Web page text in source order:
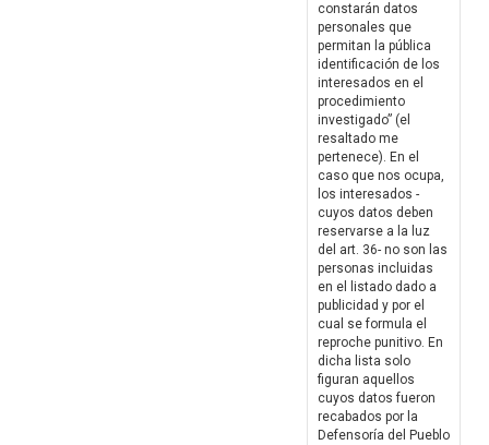
constarán datos
personales que
permitan la pública
identificación de los
interesados en el
procedimiento
investigado” (el
resaltado me
pertenece). En el
caso que nos ocupa,
los interesados -
cuyos datos deben
reservarse a la luz
del art. 36- no son las
personas incluidas
en el listado dado a
publicidad y por el
cual se formula el
reproche punitivo. En
dicha lista solo
figuran aquellos
cuyos datos fueron
recabados por la
Defensoría del Pueblo